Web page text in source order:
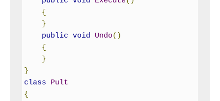
{
}
public void Undo()
{
}
}
class
Pult
{